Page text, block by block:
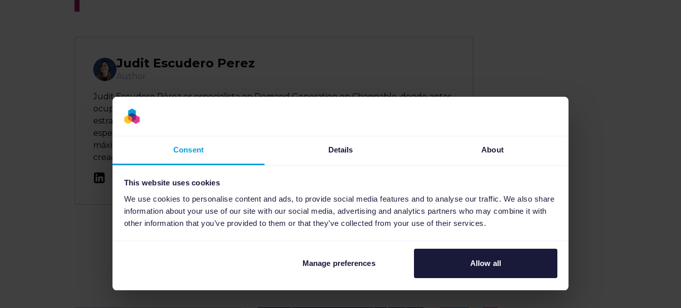
Consent Details About
This website uses cookies
We use cookies to personalise content and ads, to provide social media features and to analyse our traffic. We also share
information about your use of our site with our social media, advertising and analytics partners who may combine it with
other information that you’ve provided to them or that they’ve collected from your use of their services.
Manage preferences Allow all
Judit Escudero Perez
Author
Judit Escudero Pérez es especialista en Demand Generation en Channable, donde antes
ocupaba el rol de Marketing Manager para España. Está enfocada en crear y optimizar
estrategias de marketing para generar leads cualificados y aumentar el crecimiento, con
especial atención en el mercado español. Ayuda a agencias y anunciantes a sacarle el
máximo partido a Channable para tareas como posicionamiento en marketplaces,
creación de anuncios dinámicos y sincronización basada en datos.
Artículos relacionados